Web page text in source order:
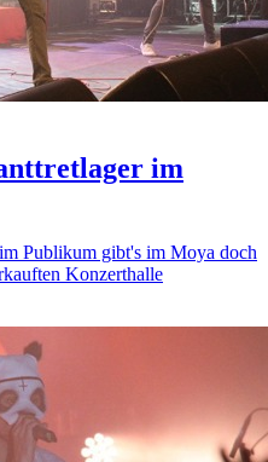
im
Publikum gibt's im Moya doch
Konzerthalle